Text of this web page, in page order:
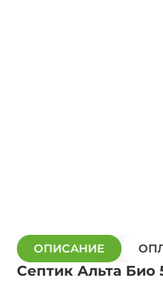
ОПИСАНИЕ
Септик Альта Био